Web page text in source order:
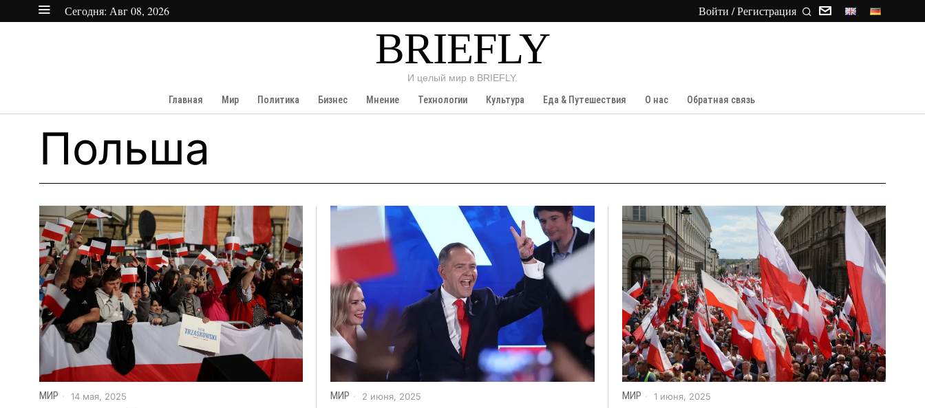
Сегодня: Авг 08, 2026 Войти / Регистрация
BRIEFLY
И целый мир в BRIEFLY.
Главная
Мир Политика Бизнес Мнение Технологии Культура Еда & Путешествия О нас Обратная связь
Польша
МИР 14 мая, 2025 МИР 2 июня, 2025 МИР 1 июня, 2025